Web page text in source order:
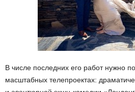
В числе последних его работ нужно
масштабных телепроектах: